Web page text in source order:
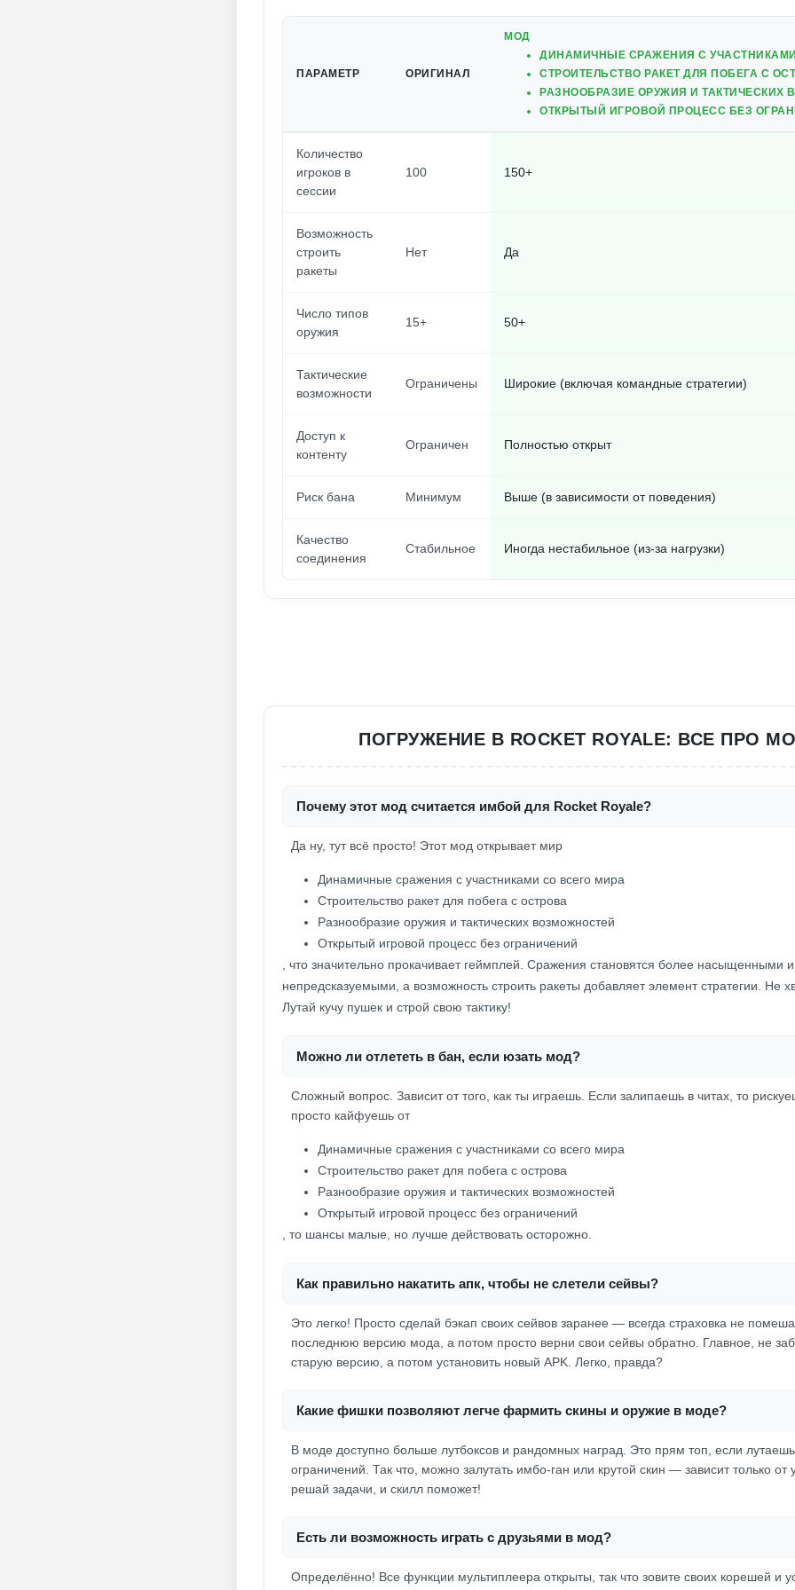
ПАРАМЕТР ОРИГИНАЛ
МОД
ДИНАМИЧНЫЕ СРАЖЕНИЯ С
СТРОИТЕЛЬСТВО РАКЕТ ДЛЯ ПОБЕГА С
РАЗНООБРАЗИЕ ОРУЖИЯ И ТАКТИЧЕСКИХ
ОТКРЫТЫЙ ИГРОВОЙ ПРОЦЕСС БЕЗ
Количество
игроков в
сессии
100 150+
Возможность
строить
ракеты
Нет Да
Число типов
оружия
15+ 50+
Тактические
возможности
Ограничены Широкие (включая командные стратегии)
Доступ к
контенту
Ограничен Полностью открыт
Риск бана Минимум Выше (в зависимости от поведения)
Качество
соединения
Стабильное Иногда нестабильное (из-за нагрузки)
ПОГРУЖЕНИЕ В ROCKET ROYALE: ВСЕ ПРО
Почему этот мод считается имбой для Rocket Royale?
Да ну, тут всё просто! Этот мод открывает мир
Динамичные сражения с участниками со всего мира
Строительство ракет для побега с острова
Разнообразие оружия и тактических возможностей
Открытый игровой процесс без ограничений
, что значительно прокачивает геймплей. Сражения становятся более насыщенными и
непредсказуемыми, а возможность строить ракеты добавляет элемент стратегии. Не
Лутай кучу пушек и строй свою тактику!
Можно ли отлететь в бан, если юзать мод?
Сложный вопрос. Зависит от того, как ты играешь. Если залипаешь в читах, то
просто кайфуешь от
Динамичные сражения с участниками со всего мира
Строительство ракет для побега с острова
Разнообразие оружия и тактических возможностей
Открытый игровой процесс без ограничений
, то шансы малые, но лучше действовать осторожно.
Как правильно накатить апк, чтобы не слетели сейвы?
Это легко! Просто сделай бэкап своих сейвов заранее — всегда страховка не
последнюю версию мода, а потом просто верни свои сейвы обратно. Главное, не
старую версию, а потом установить новый APK. Легко, правда?
Какие фишки позволяют легче фармить скины и оружие в моде?
В моде доступно больше лутбоксов и рандомных наград. Это прям топ, если
ограничений. Так что, можно залутать имбо-ган или крутой скин — зависит только
решай задачи, и скилл поможет!
Есть ли возможность играть с друзьями в мод?
Определённо! Все функции мультиплеера открыты, так что зовите своих корешей и